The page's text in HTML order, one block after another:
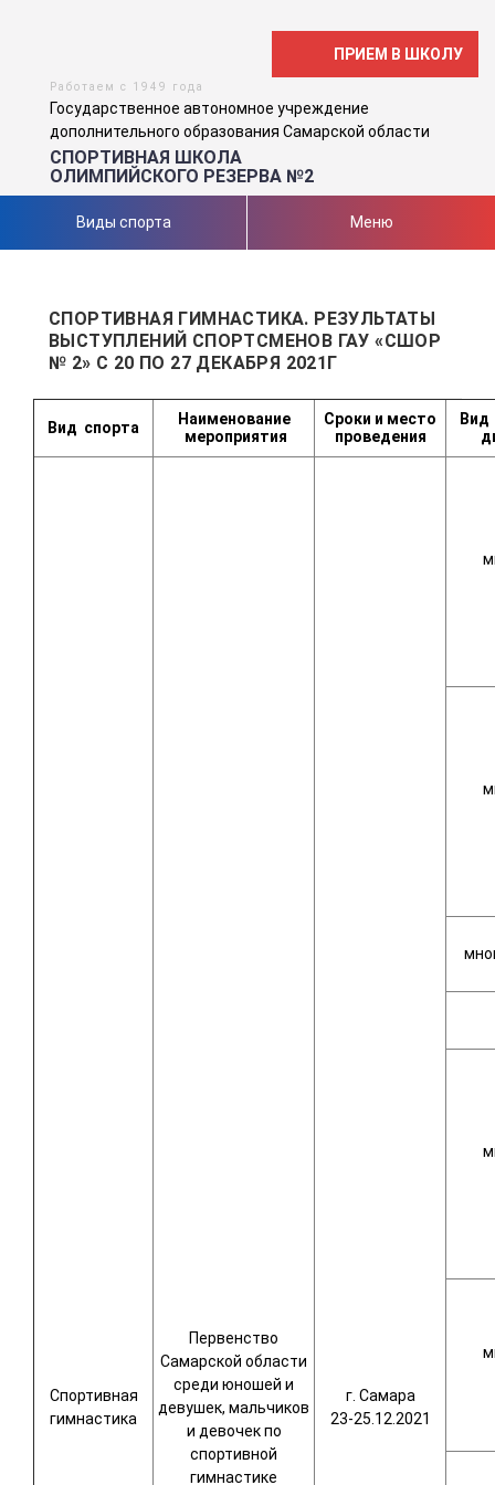
ПРИЕМ В ШКОЛУ
Работаем с 1949 года
Государственное автономное учреждение
дополнительного образования Самарской области
СПОРТИВНАЯ ШКОЛА
ОЛИМПИЙСКОГО РЕЗЕРВА №2
Виды спорта Меню
СПОРТИВНАЯ ГИМНАСТИКА. РЕЗУЛЬТАТЫ
ВЫСТУПЛЕНИЙ СПОРТСМЕНОВ ГАУ «СШОР
№ 2» С 20 ПО 27 ДЕКАБРЯ 2021Г
Вид спорта
Наименование
мероприятия
Сроки и место
проведения
Вид
Спортивная
гимнастика
Первенство
Самарской области
среди юношей и
девушек, мальчиков
и девочек по
спортивной
гимнастике
г. Самара
23-25.12.2021